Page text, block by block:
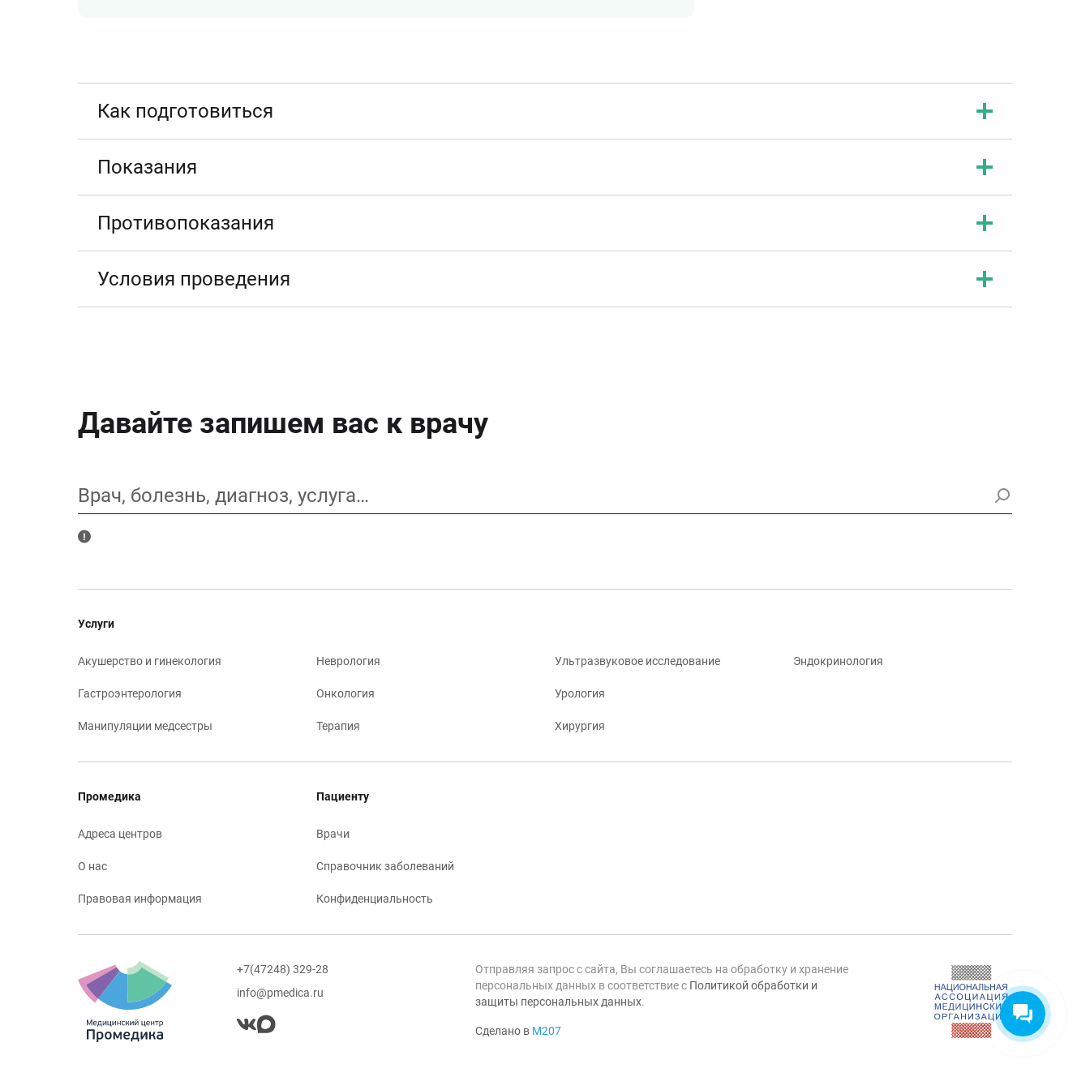
Как подготовиться
Показания
Противопоказания
Условия проведения
Давайте запишем вас к врачу
Врач, болезнь, диагноз, услуга…
Услуги
Акушерство и гинекология
Гастроэнтерология
Манипуляции медсестры
Неврология
Онкология
Терапия
Ультразвуковое исследование
Урология
Хирургия
Эндокринология
Промедика
Адреса центров
О нас
Правовая информация
Пациенту
Врачи
Справочник заболеваний
Конфиденциальность
+7(47248) 329-28
info@pmedica.ru
Отправляя запрос с сайта, Вы соглашаетесь на обработку и хранение
персональных данных в соответствие с Политикой обработки и
защиты персональных данных.
Сделано в М207